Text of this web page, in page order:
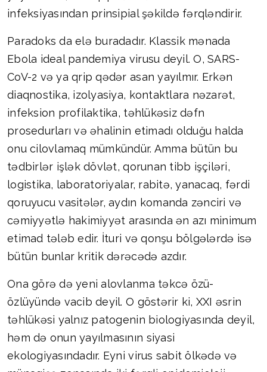
infeksiyasından prinsipial şəkildə fərqləndirir.
Paradoks da elə buradadır. Klassik mənada
Ebola ideal pandemiya virusu deyil. O, SARS-
CoV-2 və ya qrip qədər asan yayılmır. Erkən
diaqnostika, izolyasiya, kontaktlara nəzarət,
infeksion profilaktika, təhlükəsiz dəfn
prosedurları və əhalinin etimadı olduğu halda
onu cilovlamaq mümkündür. Amma bütün bu
tədbirlər işlək dövlət, qorunan tibb işçiləri,
logistika, laboratoriyalar, rabitə, yanacaq, fərdi
qoruyucu vasitələr, aydın komanda zənciri və
cəmiyyətlə hakimiyyət arasında ən azı minimum
etimad tələb edir. İturi və qonşu bölgələrdə isə
bütün bunlar kritik dərəcədə azdır.
Ona görə də yeni alovlanma təkcə özü-
özlüyündə vacib deyil. O göstərir ki, XXI əsrin
təhlükəsi yalnız patogenin biologiyasında deyil,
həm də onun yayılmasının siyasi
ekologiyasındadır. Eyni virus sabit ölkədə və